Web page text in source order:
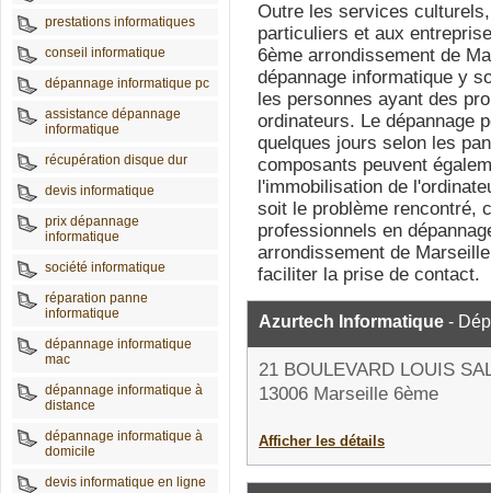
prestations informatiques
conseil informatique
dépannage informatique pc
assistance dépannage
informatique
récupération disque dur
devis informatique
prix dépannage
informatique
société informatique
réparation panne
informatique
dépannage informatique
mac
dépannage informatique à
distance
dépannage informatique à
domicile
devis informatique en ligne
Outre les services
particuliers et aux
6ème arrondissement de
dépannage informatique y
les personnes ayant des
ordinateurs. Le dépannage
quelques jours selon les
composants peuvent
l'immobilisation de
soit le problème rencontré,
professionnels en
arrondissement de
faciliter la prise de contact.
Azurtech Informatique -
21 BOULEVARD LOUIS
13006 Marseille 6ème
Afficher les détails